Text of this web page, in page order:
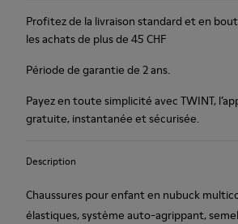
Profitez de la livraison standard et en
les achats de plus de 45 CHF
Période de garantie de 2 ans.
Payez en toute simplicité avec TWINT,
gratuite, instantanée et sécurisée.
Description
Chaussures pour enfant en nubuck
élastiques, système auto-agrippant,